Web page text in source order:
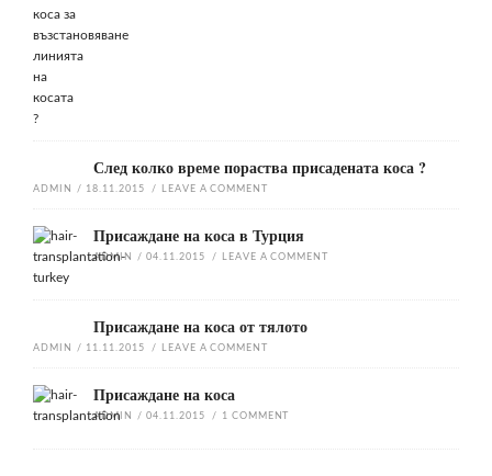
След колко време пораства присадената коса ?
ADMIN / 18.11.2015 / LEAVE A COMMENT
Присаждане на коса в Турция
ADMIN / 04.11.2015 / LEAVE A COMMENT
Присаждане на коса от тялото
ADMIN / 11.11.2015 / LEAVE A COMMENT
Присаждане на коса
ADMIN / 04.11.2015 / 1 COMMENT